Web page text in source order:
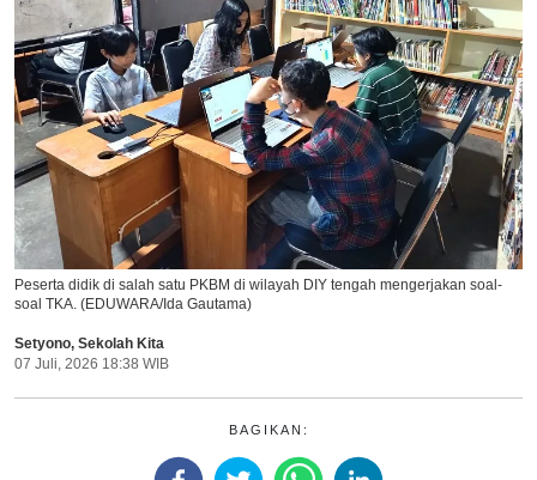
EduDana
Ikuti Kami di:
Peserta didik di salah satu PKBM di wilayah DIY tengah mengerjakan soal-
soal TKA. (EDUWARA/Ida Gautama)
Setyono, Sekolah Kita
07 Juli, 2026 18:38 WIB
BAGIKAN: